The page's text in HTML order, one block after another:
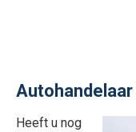
Heeft u nog